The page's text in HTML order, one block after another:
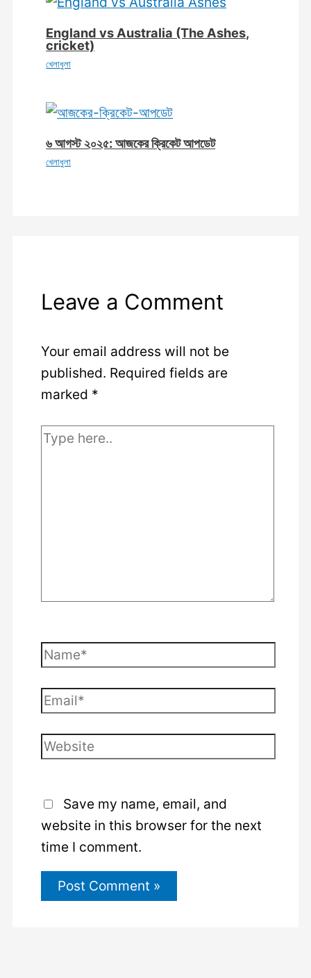
England vs Australia (The Ashes,
cricket)
খেলাধুলা
৬ আগস্ট ২০২৫: আজকের ক্রিকেট আপডেট
খেলাধুলা
Leave a Comment
Your email address will not be
published. Required fields are
marked *
Type
Name*
Email*
Website
Save my name, email, and
website in this browser for the next
time I comment.